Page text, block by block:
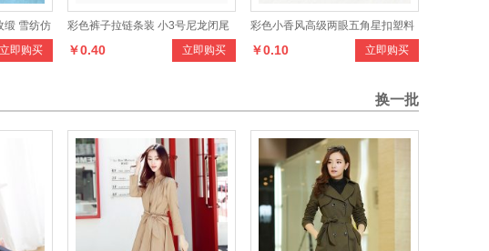
缎 雪纺仿
立即购买
彩色裤子拉链条装 小3号尼龙闭尾
服装文具袋包包西裤拉链立即购买
￥0.40
彩色小香风高级两眼五角星扣塑料
纽扣小香风衬衫开衫毛衣纽扣厂家
立即购买
￥0.10
换一批